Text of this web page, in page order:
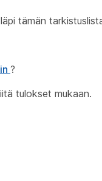
tämän
?
tulokset mukaan.